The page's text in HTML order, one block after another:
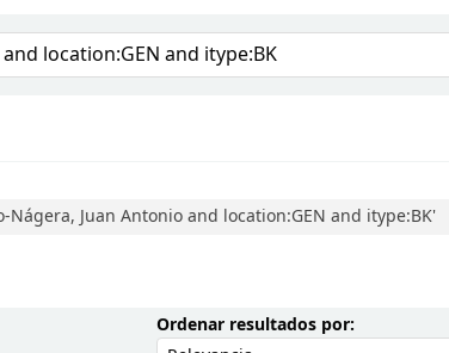
Juan Antonio and location:GEN and itype:BK'
Ordenar resultados por:Ordenar por: